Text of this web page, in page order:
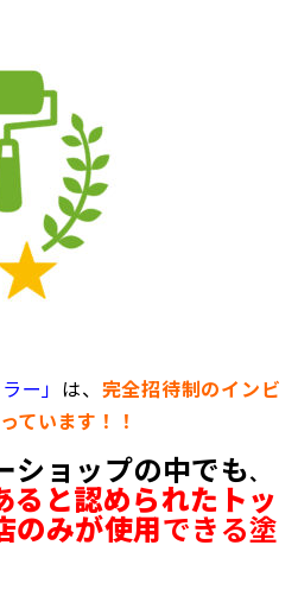
ー」 は、 完全招待制のインビ
ています！！
ショップの中でも、
ると認められたトッ
のみが使用できる塗